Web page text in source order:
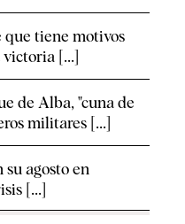
que tiene motivos
victoria [...]
de Alba, "cuna de
militares [...]
agosto en
[...]